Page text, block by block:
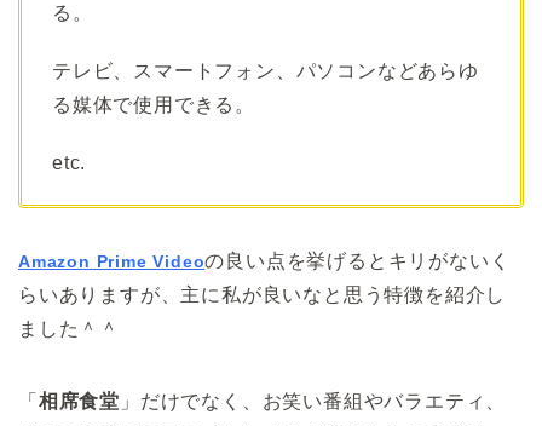
る。
テレビ、スマートフォン、パソコンなどあらゆ
る媒体で使用できる。
etc.
Amazon Prime Videoの良い点を挙げるとキリがないく
らいありますが、主に私が良いなと思う特徴を紹介し
ました＾＾
「 相席食堂 」だけでなく、お笑い番組やバラエティ、